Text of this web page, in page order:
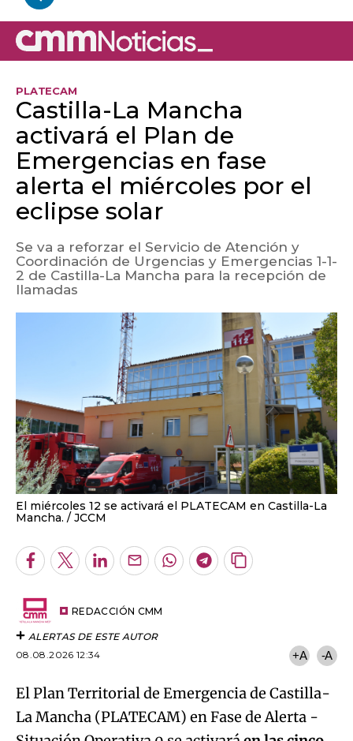
PLATECAM
Castilla-La Mancha
activará el Plan de
Emergencias en fase
alerta el miércoles por el
eclipse solar
Se va a reforzar el Servicio de Atención y
Coordinación de Urgencias y Emergencias 1-1-
2 de Castilla-La Mancha para la recepción de
llamadas
El miércoles 12 se activará el PLATECAM en Castilla-La
Mancha.
JCCM
Facebook
TwitterLinkedInEnviarWhatsapp
Telegram
Copiar
REDACCIÓN CMM
ALERTAS DE ESTE AUTOR
08.08.2026 12:34
+A -A
El PlanTerritorial de Emergencia de Castilla-
La Mancha (PLATECAM) en Fase de Alerta -